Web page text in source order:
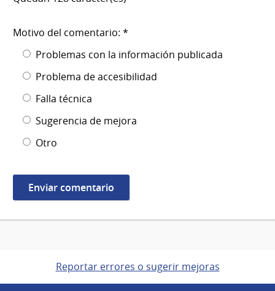
Motivo del comentario: *
Problemas con la información publicada
Problema de accesibilidad
Falla técnica
Sugerencia de mejora
Otro
Reportar errores o sugerir mejoras